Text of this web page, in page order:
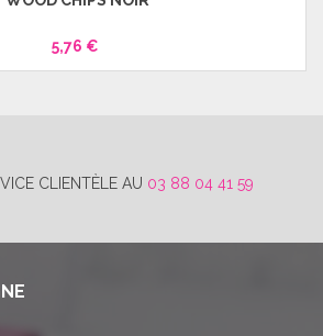
5,76 €
CLIENTÈLE AU 03 88 04 41 59